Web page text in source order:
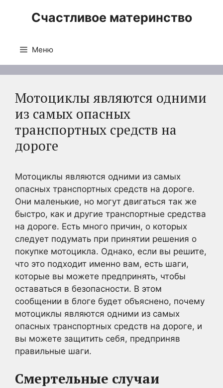
Счастливое материнство
Меню
Мотоциклы являются одними
из самых опасных
транспортных средств на
дороге
Мотоциклы являются одними из самых
опасных транспортных средств на дороге.
Они маленькие, но могут двигаться так же
быстро, как и другие транспортные средства
на дороге. Есть много причин, о которых
следует подумать при принятии решения о
покупке мотоцикла. Однако, если вы решите,
что это подходит именно вам, есть шаги,
которые вы можете предпринять, чтобы
оставаться в безопасности. В этом
сообщении в блоге будет объяснено, почему
мотоциклы являются одними из самых
опасных транспортных средств на дороге, и
вы можете защитить себя, предприняв
правильные шаги.
Смертельные случаи